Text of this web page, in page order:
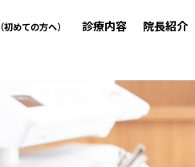
（初めての方へ） 診療内容 院長紹介